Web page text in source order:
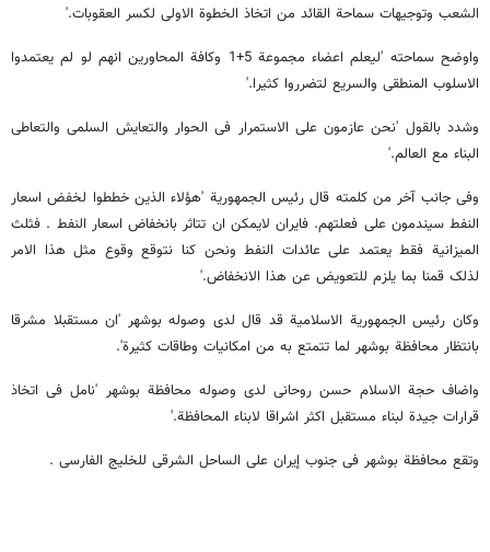
الشعب وتوجیهات سماحة القائد من اتخاذ الخطوة الاولی لکسر العقوبات.'
واوضح سماحته 'لیعلم اعضاء مجموعة 5+1 وکافة المحاورین انهم لو لم یعتمدوا
الاسلوب المنطقی والسریع لتضرروا کثیرا.'
وشدد بالقول 'نحن عازمون علی الاستمرار فی الحوار والتعایش السلمی والتعاطی
البناء مع العالم.'
وفی جانب آخر من کلمته قال رئیس الجمهوریة 'هؤلاء الذین خططوا لخفض اسعار
النفط سیندمون علی فعلتهم. فایران لایمکن ان تتاثر بانخفاض اسعار النفط . فثلث
المیزانیة فقط یعتمد علی عائدات النفط ونحن کنا نتوقع وقوع مثل هذا الامر
لذلک قمنا بما یلزم للتعویض عن هذا الانخفاض.'
وکان رئیس الجمهوریة الاسلامیة قد قال لدی وصوله بوشهر 'ان مستقبلا مشرقا
بانتظار محافظة بوشهر لما تتمتع به من امکانیات وطاقات کثیرة'.
واضاف حجة الاسلام حسن روحانی لدی وصوله محافظة بوشهر 'نامل فی اتخاذ
قرارات جیدة لبناء مستقبل اکثر اشراقا لابناء المحافظة.'
وتقع محافظة بوشهر فی جنوب إیران علی الساحل الشرقی للخلیج الفارسی .